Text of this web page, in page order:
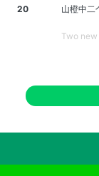
20 山橙中二
Two